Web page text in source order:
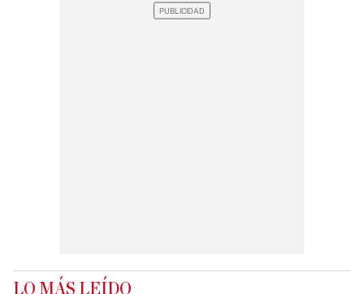
LO MÁS LEÍDO